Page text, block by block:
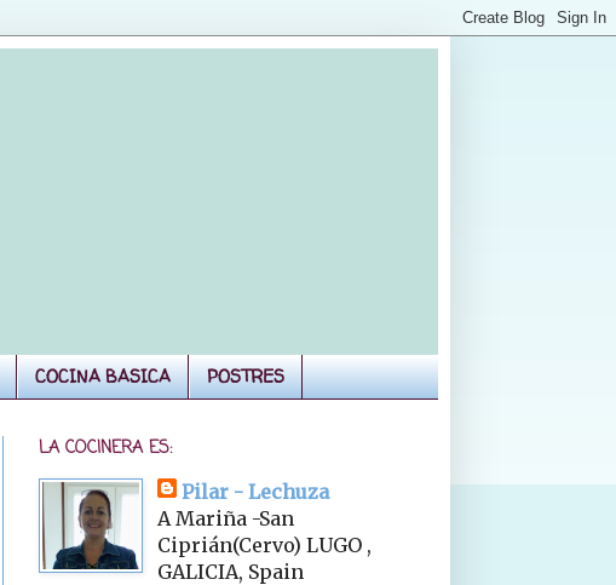
COCINA BASICA POSTRES
LA COCINERA ES:
Pilar - Lechuza
A Mariña -San
Ciprián(Cervo) LUGO ,
GALICIA, Spain